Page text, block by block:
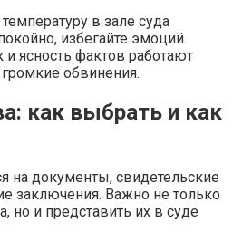
в зале суда
избегайте эмоций.
ясность фактов работают
обвинения.
как выбрать и как
на документы, свидетельские
заключения. Важно не только
но и представить их в суде